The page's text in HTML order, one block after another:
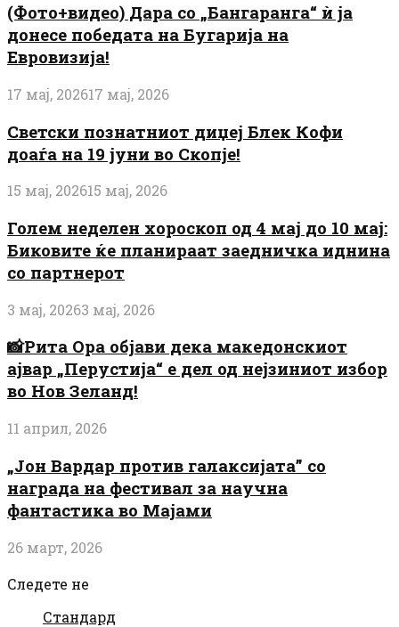
(Фото+видео) Дара со „Бангаранга“ ѝ ја
донесе победата на Бугарија на
Евровизија!
17 мај, 202617 мај, 2026
Светски познатниот диџеј Блек Кофи
доаѓа на 19 јуни во Скопје!
15 мај, 202615 мај, 2026
Голем неделен хороскоп од 4 мај до 10 мај:
Биковите ќе планираат заедничка иднина
со партнерот
3 мај, 20263 мај, 2026
📸Рита Ора објави дека македонскиот
ајвар „Перустија“ е дел од нејзиниот избор
во Нов Зеланд!
11 април, 2026
„Јон Вардар против галаксијата” со
награда на фестивал за научна
фантастика во Мајами
26 март, 2026
Следете не
Стандард